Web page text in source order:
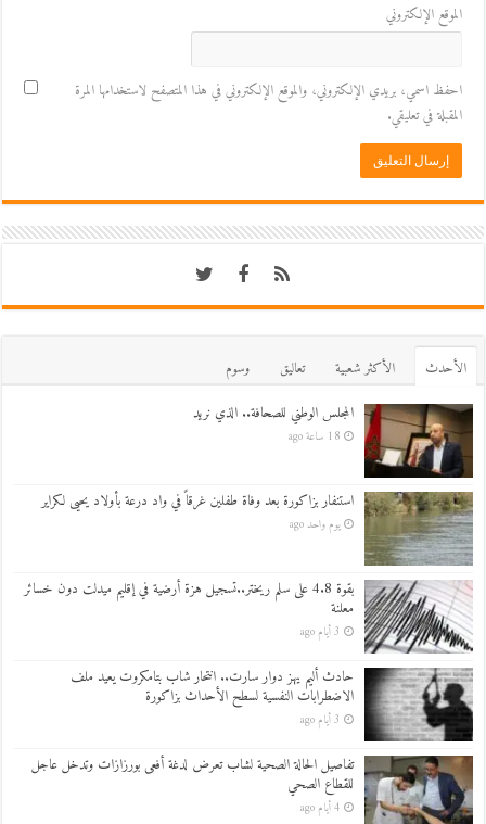
الموقع الإلكتروني
احفظ اسمي، بريدي الإلكتروني، والموقع الإلكتروني في هذا المتصفح لاستخدامها المرة
المقبلة في تعليقي.
اﻷحدث اﻷكثر شعبية تعاليق
وسوم
المجلس الوطني للصحافة.. الذي نريد
18 ساعة ago
استنفار بزاكورة بعد وفاة طفلين غرقاً في واد درعة بأولاد يحيى لكراير
يوم واحد ago
بقوة 4.8 على سلم ريختر..تسجيل هزة أرضية في إقليم ميدلت دون خسائر
معلنة
3 أيام ago
حادث أليم يهز دوار سارت.. انتحار شاب بتامكروت يعيد ملف
الاضطرابات النفسية لسطح الأحداث بزاكورة
3 أيام ago
تفاصيل الحالة الصحية لشاب تعرض لدغة أفعى بورزازات وتدخل عاجل
للقطاع الصحي
4 أيام ago